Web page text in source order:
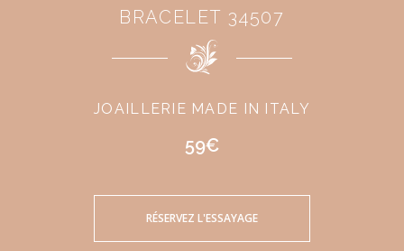
BRACELET 34507
JOAILLERIE MADE IN ITALY
59€
RÉSERVEZ L'ESSAYAGE